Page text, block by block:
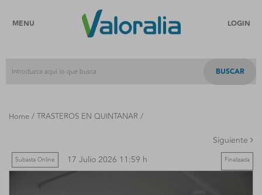
MENU LOGIN
BUSCAR
Home / TRASTEROS EN QUINTANAR /
Siguiente
Subasta Online 17 Julio 2026 11:59 h Finalizada